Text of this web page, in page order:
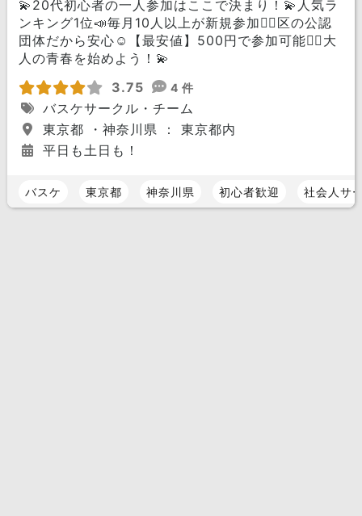
💫20代初心者の一人参加はここで決まり！💫人気ラ
ンキング1位📣毎月10人以上が新規参加🏃‍♀️区の公認
団体だから安心☺️【最安値】500円で参加可能🙆‍♀️大
人の青春を始めよう！💫
3.75
4 件
バスケサークル・チーム
東京都 ・神奈川県 ： 東京都内
平日も土日も！
バスケ 東京都 神奈川県 初心者歓迎 社会人サ